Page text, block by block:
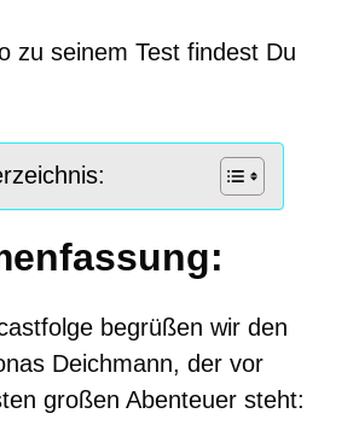
zu seinem Test findest Du
begrüßen wir den
Deichmann, der vor
großen Abenteuer steht: